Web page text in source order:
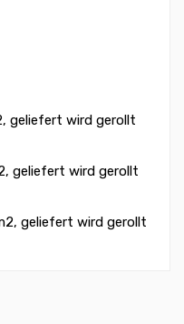
geliefert wird gerollt
geliefert wird gerollt
geliefert wird gerollt